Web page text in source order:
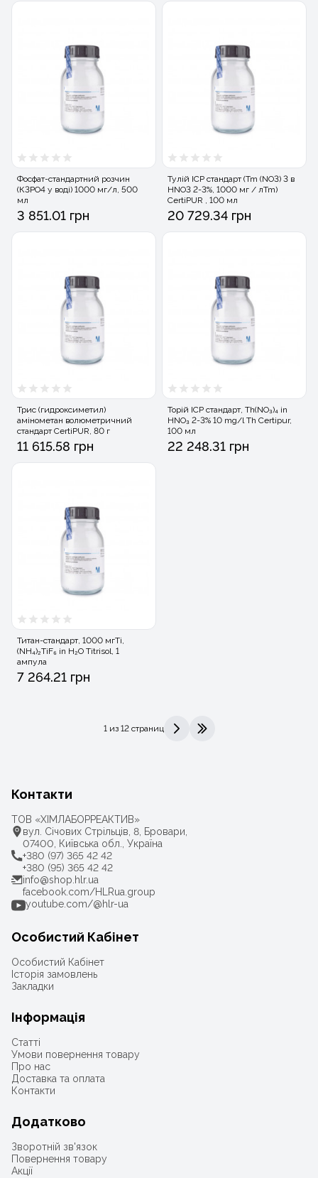
Фосфат-стандартний розчин
(К3РО4 у воді) 1000 мг/л, 500
мл
3 851.01 грн
Тулій ICP стандарт (Tm (NO3) 3 в
HNO3 2-3%, 1000 мг / лTm)
CertiPUR , 100 мл
20 729.34 грн
Трис (гидроксиметил)
амінометан волюметричний
стандарт CertiPUR, 80 г
11 615.58 грн
Торій ICP стандарт, Th(NO₃)₄ in
HNO₃ 2-3% 10 mg/l Th Certipur,
100 мл
22 248.31 грн
Титан-стандарт, 1000 мгTi,
(NH₄)₂TiF₆ in H₂O Titrisol, 1
ампула
7 264.21 грн
1 из 12 страниц
> >|
Контакти
ТОВ «ХІМЛАБОРРЕАКТИВ»
вул. Січових Стрільців, 8, Бровари,
07400, Київська обл., Україна
+380 (97) 365 42 42
+380 (95) 365 42 42
info@shop.hlr.ua
facebook.com/HLRua.group
youtube.com/@hlr-ua
Особистий Кабінет
Особистий Кабінет
Історія замовлень
Закладки
Інформація
Статті
Умови повернення товару
Про нас
Доставка та оплата
Контакти
Додатково
Зворотній зв'язок
Повернення товару
Акції